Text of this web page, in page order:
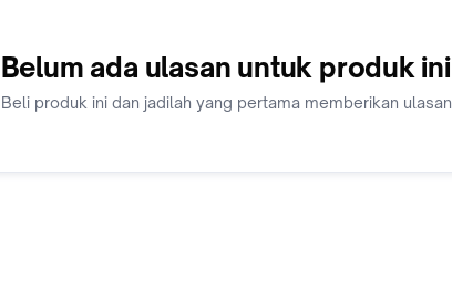
Belum ada ulasan untuk produk ini
Beli produk ini dan jadilah yang pertama memberikan ulasan